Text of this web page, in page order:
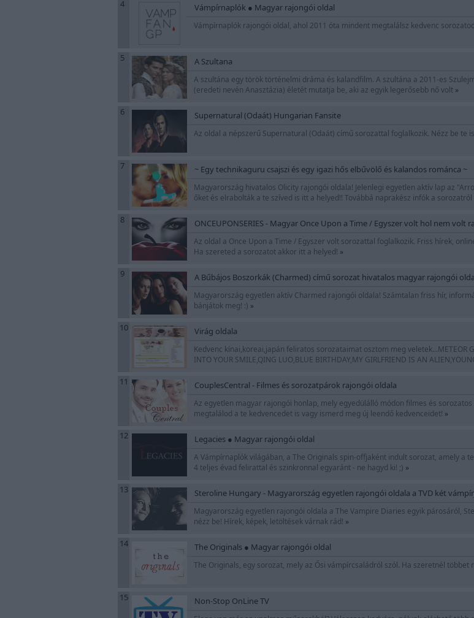
4 Vámpírnaplók ● Magyar rajongói oldal
Vámpírnaplók rajongói oldal, ahol 2011 óta mindent megtalálsz kedvenc
5 A Szultana
A szultána egy török történelmi dráma és kalandfilm. A szultána a 2011-es
(eredeti nevén Anasztázia) életét mutatja be, aki az egyik legerősebb nő volt »
6 Supernatural (Odaát) Hungarian Fansite
Az oldal a népszerű Supernatural (Odaát) című sorozattal foglalkozik. Nézz be te
7 ~ Egy technikaguru csajszi és egy igazi hős elbűvölő és kalandos románca ~
Magyarország hivatalos Olicity rajongói oldala! Jelenlegi egyetlen aktív lap az
őket és elrabolták a te szíved is itt a helyed!! Továbbá naprakész infók a sorozatról
8 ONCEUPONSERIES - Magyar Once Upon a Time / Egyszer volt hol nem volt
Az oldal a Once Upon a Time / Egyszer volt sorozattal foglalkozik. Friss hírek,
Ha szereted a sorozatot akkor itt a helyed! »
9 A Bűbájos Boszorkák (Charmed) című sorozat hivatalos magyar rajongói
Magyarország egyetlen aktív Charmed rajongói oldala! Számtalan friss hír,
bánjátok meg! :) »
10 Virág oldala
Kedvenc kínai,koreai,japán feliratos sorozataimat osztom meg veletek...METEOR
INTO YOUR SMILE,QING LUO,BLUE BIRTHDAY,MY GIRLFRIEND IS AN
11 CouplesCentral - Filmes és sorozatpárok rajongói oldala
Az egyetlen magyar rajongói honlap, mely egyedülálló módon filmes és
megtalálod a te kedvencedet is vagy ismerd meg új leendő kedvenceidet! »
12 Legacies ● Magyar rajongói oldal
A Vámpírnaplók világában, a The Originals spin-offjaként indult sorozat, amely
4 teljes évad felirattal és szinkronnal egyaránt - ne hagyd ki! ;) »
13 Steroline Hungary - Magyarország egyetlen rajongói oldala a TVD két
Magyarország egyetlen rajongói oldala a The Vampire Diaries egyik párosáról,
nézz be! Hírek, képek, letöltések várnak rád! »
14 The Originals ● Magyar rajongói oldal
The Originals, egy sorozat, mely az Ősi vámpírcsaládról szól. Ha szeretnél
15 Non-Stop OnLine TV